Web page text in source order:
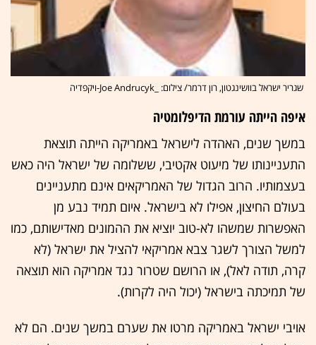
שגריר ישראל בוושינגטון, רון דרמר/ צילום: _Joe Andrucyk-ויקפדיה
איפה הייתה עורמת הדיפלומטיה
במשך שנים, האהדה לישראל באמריקה הייתה תוצאת
התעניינותו של מיעוט אקטיבי, ששלומה של ישראל היה כאש
בעצמותיו. הרוב הגדול של האמריקאים אינם מתעניינים
בעולם החיצון, אפילו לא בישראל. איום תמיד נבע מן
האפשרות שמשהו לא-טוב יוציא את ההמונים מאדישותם, כמו
למשל הצורך לשגר צבא אמריקאי להציל את ישראל (לא
קרה, תודה לאל), או הרושם שטרור נגד אמריקה הוא תוצאה
של תמיכתה בישראל (יכול היה לקרות).
אויבי ישראל באמריקה מרטו את שערם במשך שנים. הם לא